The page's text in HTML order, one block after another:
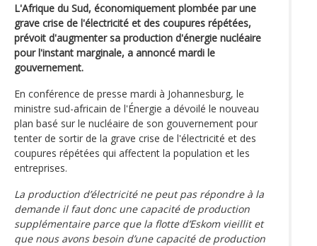
L'Afrique du Sud, économiquement plombée par une
grave crise de l'électricité et des coupures répétées,
prévoit d'augmenter sa production d'énergie nucléaire
pour l'instant marginale, a annoncé mardi le
gouvernement.
En conférence de presse mardi à Johannesburg, le
ministre sud-africain de l'Énergie a dévoilé le nouveau
plan basé sur le nucléaire de son gouvernement pour
tenter de sortir de la grave crise de l'électricité et des
coupures répétées qui affectent la population et les
entreprises.
La production d’électricité ne peut pas répondre à la
demande il faut donc une capacité de production
supplémentaire parce que la flotte d’Eskom vieillit et
que nous avons besoin d’une capacité de production